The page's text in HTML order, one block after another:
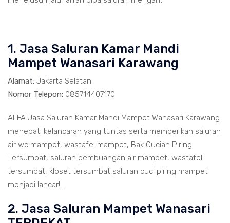
1. Jasa Saluran Kamar Mandi
Mampet Wanasari Karawang
Alamat: Jakarta Selatan
Nomor Telepon: 085714407170
ALFA Jasa Saluran Kamar Mandi Mampet Wanasari Karawang
menepati kelancaran yang tuntas serta memberikan saluran
air wc mampet, wastafel mampet, Bak Cucian Piring
Tersumbat, saluran pembuangan air mampet, wastafel
tersumbat, kloset tersumbat,saluran cuci piring mampet
menjadi lancar!!.
2. Jasa Saluran Mampet Wanasari